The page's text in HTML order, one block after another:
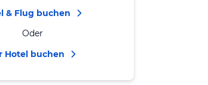
& Flug buchen
Oder
Hotel buchen